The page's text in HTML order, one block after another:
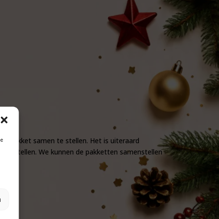
samen te stellen. Het is uiteraard
We kunnen de pakketten samenstellen